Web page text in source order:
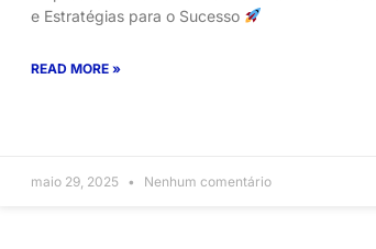
e Estratégias para o Sucesso
READ MORE »
maio 29, 2025 Nenhum comentário